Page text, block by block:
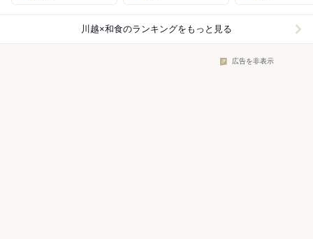
川越×和食のランキングをもっと見る
広告を非表示